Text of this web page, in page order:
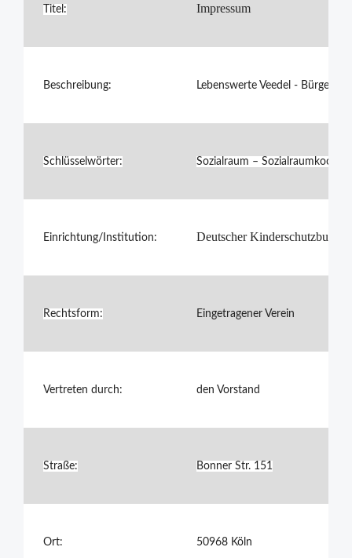
Titel: Impressum
Beschreibung: Lebenswerte Veedel - Bürger-
Schlüsselwörter: Sozialraum –
Einrichtung/Institution: Deutscher Kinderschutzbund
Rechtsform: Eingetragener Verein
Vertreten durch: den Vorstand
Straße: Bonner Str. 151
Ort: 50968 Köln